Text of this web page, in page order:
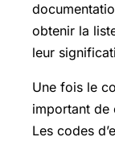
obtenir la
leur
Une fois le
important de
Les codes